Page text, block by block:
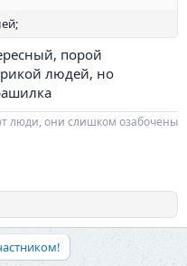
порой
людей, но
люди, они слишком озабочены